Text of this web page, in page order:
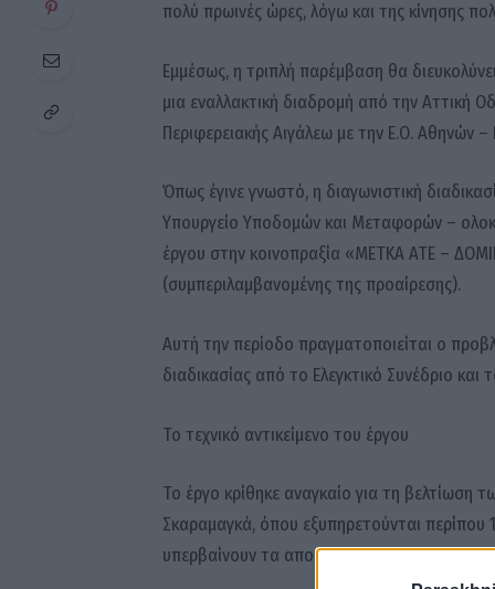
πολύ πρωινές ώρες, λόγω και της κίνησης
Εμμέσως, η τριπλή παρέμβαση θα
μια εναλλακτική διαδρομή από την Αττική
Περιφερειακής Αιγάλεω με την Ε.Ο. Αθηνών –
Όπως έγινε γνωστό, η διαγωνιστική
Υπουργείο Υποδομών και Μεταφορών –
έργου στην κοινοπραξία «ΜΕΤΚΑ ΑΤΕ –
(συμπεριλαμβανομένης της προαίρεσης).
Αυτή την περίοδο πραγματοποιείται ο
διαδικασίας από το Ελεγκτικό Συνέδριο
Το τεχνικό αντικείμενο του έργου
Το έργο κρίθηκε αναγκαίο για τη βελτίωση
Σκαραμαγκά, όπου εξυπηρετούνται περίπου
υπερβαίνουν τα αποδεκτά επίπεδα σε